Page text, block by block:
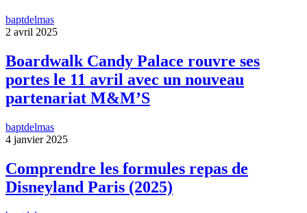
baptdelmas
2 avril 2025
Boardwalk Candy Palace rouvre ses
portes le 11 avril avec un nouveau
partenariat M&M’S
baptdelmas
4 janvier 2025
Comprendre les formules repas de
Disneyland Paris (2025)